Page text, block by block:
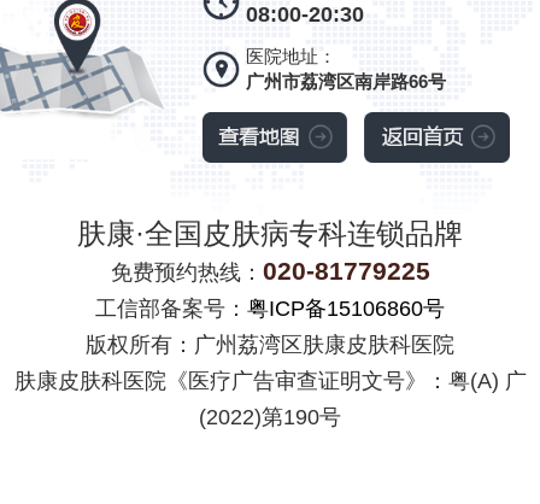
08:00-20:30
医院地址：
广州市荔湾区南岸路66号
肤康·全国皮肤病专科连锁品牌
免费预约热线： 020-81779225
工信部备案号： 粤ICP备15106860号
版权所有：广州荔湾区肤康皮肤科医院
肤康皮肤科医院《医疗广告审查证明文号》：粤(A) 广
(2022)第190号